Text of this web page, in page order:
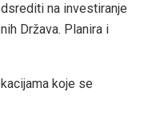
na investiranje
Država. Planira i
koje se